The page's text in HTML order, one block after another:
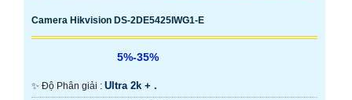
Camera Hikvision DS-2DE5425IWG1-E
5%-35%
✨ Độ Phân giải : Ultra 2k + .